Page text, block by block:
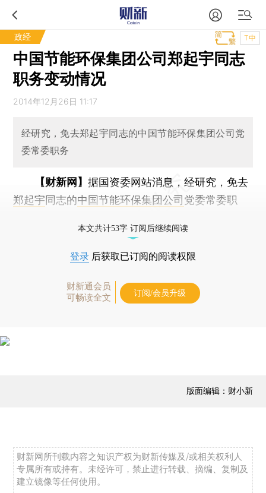
政经 T中
中国节能环保集团公司郑起宇同志
职务变动情况
2014年12月26日 11:17
经研究，免去郑起宇同志的中国节能环保集团公司党
委常委职务
【财新网】据国资委网站消息，经研究，免去
郑起宇同志的中国节能环保集团公司党委常委职
本文共计53字 订阅后继续阅读
登录 后获取已订阅的阅读权限
财新通会员
可畅读全文
订阅/会员升级
版面编辑：财小新
财新网所刊载内容之知识产权为财新传媒及/或相关权利人
专属所有或持有。未经许可，禁止进行转载、摘编、复制及
建立镜像等任何使用。